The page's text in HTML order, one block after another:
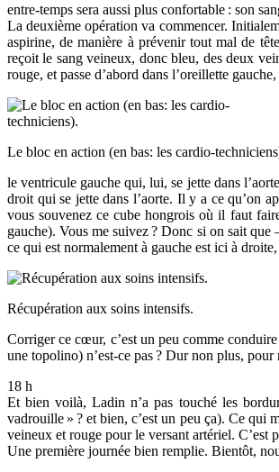
entre-temps sera aussi plus confortable : son
La deuxième opération va commencer.
aspirine, de manière à prévenir tout mal de
reçoit le sang veineux, donc bleu, des deux
rouge, et passe d’abord dans l’oreillette
Le bloc en action (en bas: les cardio-
le ventricule gauche qui, lui, se jette dans
droit qui se jette dans l’aorte. Il y a ce qu’on
vous souvenez ce cube hongrois où il faut
gauche). Vous me suivez? Donc si on sait que
ce qui est normalement à gauche est ici à
Récupération aux soins intensifs.
Corriger ce cœur, c’est un peu comme
une topolino) n’est-ce pas? Dur non plus, pour
18 h
Et bien voilà, Ladin n’a pas touché les
vadrouille » ? et bien, c’est un peu ça). Ce qui
veineux et rouge pour le versant artériel. C’est
Une première journée bien remplie. Bientôt,